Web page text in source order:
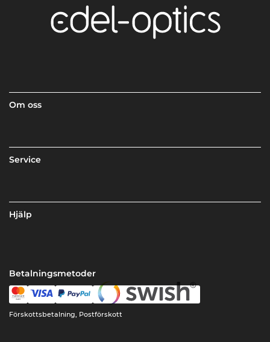
Om oss
Service
Hjälp
Betalningsmetoder
Förskottsbetalning, Postförskott